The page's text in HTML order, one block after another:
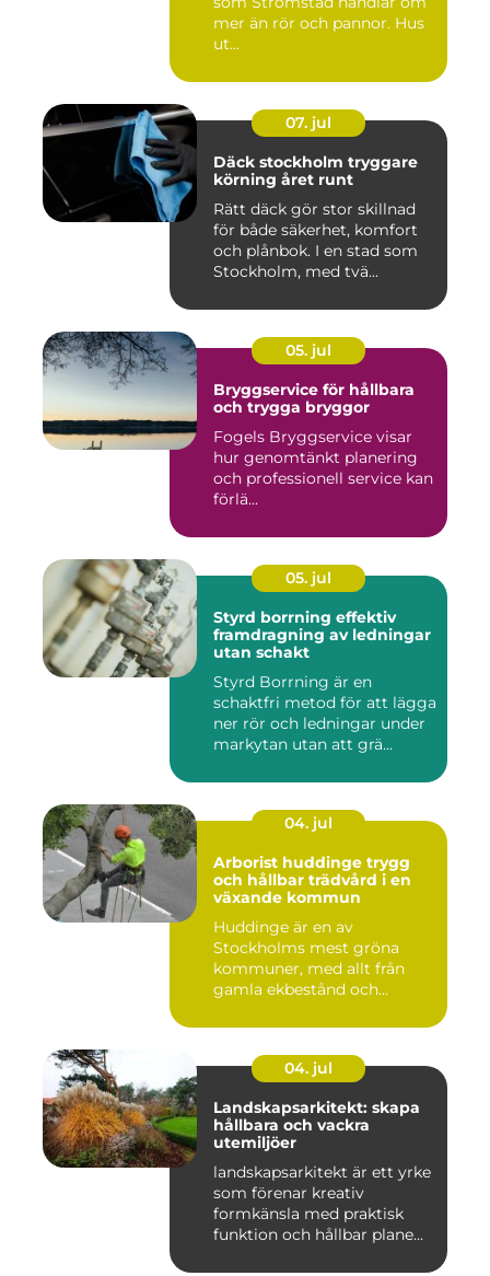
mer än rör och pannor. Hus
ut...
07. jul
Däck stockholm tryggare
körning året runt
Rätt däck gör stor skillnad
för både säkerhet, komfort
och plånbok. I en stad som
Stockholm, med tvä...
05. jul
Bryggservice för hållbara
och trygga bryggor
Fogels Bryggservice visar
hur genomtänkt planering
och professionell service kan
förlä...
05. jul
Styrd borrning effektiv
framdragning av ledningar
utan schakt
Styrd Borrning är en
schaktfri metod för att lägga
ner rör och ledningar under
markytan utan att grä...
04. jul
Arborist huddinge trygg
och hållbar trädvård i en
växande kommun
Huddinge är en av
Stockholms mest gröna
kommuner, med allt från
gamla ekbestånd och
04. jul
Landskapsarkitekt: skapa
hållbara och vackra
utemiljöer
landskapsarkitekt är ett yrke
som förenar kreativ
formkänsla med praktisk
funktion och hållbar plane...